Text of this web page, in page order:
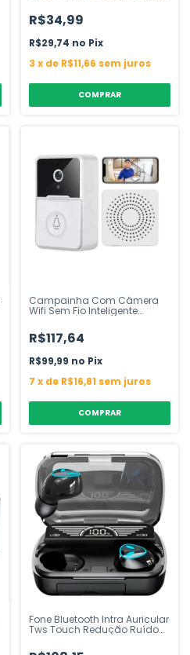
R$34,99
R$29,74
Pix
3 x de R$11,66 sem juros
Campainha Com Câmera
Wifi Sem Fio Inteligente
R$117,64
R$99,99
Pix
7 x de R$16,81 sem juros
Fone Bluetooth Intra Auricular
Tws Touch Redução Ruído